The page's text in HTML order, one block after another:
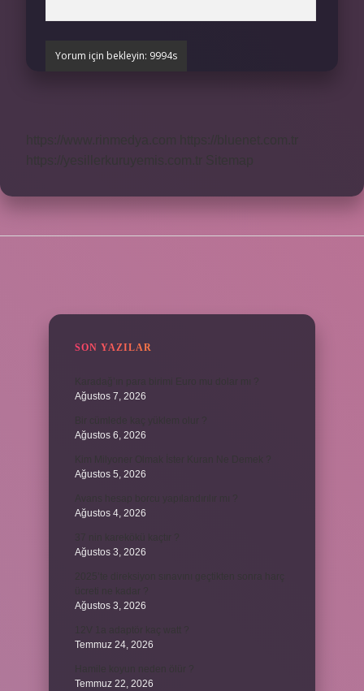
SON YAZILAR
Ağustos 7, 2026
Ağustos 6, 2026
Ağustos 5, 2026
Ağustos 4, 2026
Ağustos 3, 2026
Ağustos 3, 2026
Temmuz 24, 2026
Temmuz 22, 2026